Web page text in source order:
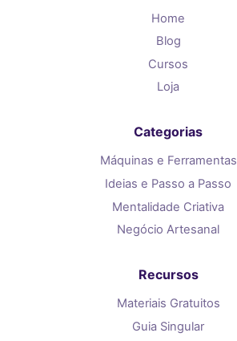
Home
Blog
Cursos
Loja
Categorias
Máquinas e Ferramentas
Ideias e Passo a Passo
Mentalidade Criativa
Negócio Artesanal
Recursos
Materiais Gratuitos
Guia Singular